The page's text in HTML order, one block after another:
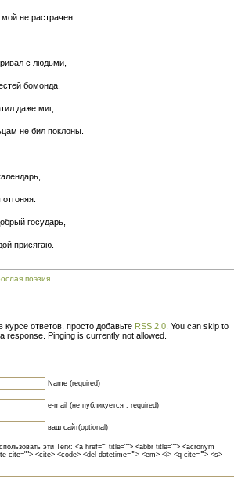
не растрачен.
с людьми,
бомонда.
даже миг,
не бил поклоны.
государь,
присягаю.
поэзия
ответов, просто добавьте RSS 2.0 . You can skip to
response. Pinging is currently not allowed.
Name (required)
e-mail (не публикуется , required)
ваш сайт(optional)
эти Теги: <a href="" title=""> <abbr title=""> <acronym
cite=""> <cite> <code> <del datetime=""> <em> <i> <q cite=""> <s>